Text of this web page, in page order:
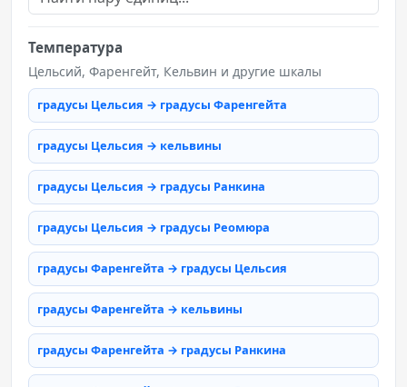
Температура
Цельсий, Фаренгейт, Кельвин и другие шкалы
градусы Цельсия → градусы Фаренгейта
градусы Цельсия → кельвины
градусы Цельсия → градусы Ранкина
градусы Цельсия → градусы Реомюра
градусы Фаренгейта → градусы Цельсия
градусы Фаренгейта → кельвины
градусы Фаренгейта → градусы Ранкина